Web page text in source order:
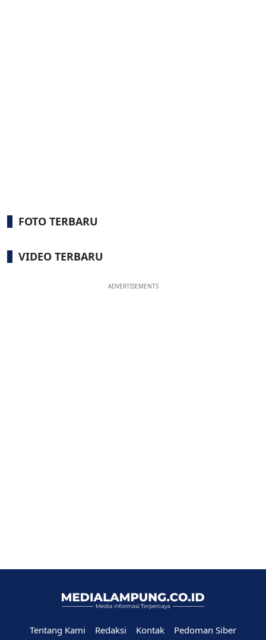
FOTO TERBARU
VIDEO TERBARU
ADVERTISEMENTS
Tentang Kami Redaksi Kontak Pedoman Siber